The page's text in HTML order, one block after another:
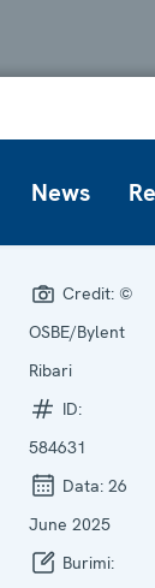
News
Credit: ©
OSBE/Bylent
Ribari
ID:
584631
Data: 26
June 2025
Burimi: